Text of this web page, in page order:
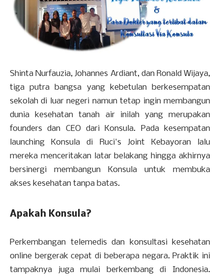
Shinta Nurfauzia, Johannes Ardiant, dan Ronald Wijaya,
tiga putra bangsa yang kebetulan berkesempatan
sekolah di luar negeri namun tetap ingin membangun
dunia kesehatan tanah air inilah yang merupakan
founders dan CEO dari Konsula. Pada kesempatan
launching Konsula di Ruci's Joint Kebayoran lalu
mereka menceritakan latar belakang hingga akhirnya
bersinergi membangun Konsula untuk membuka
akses kesehatan tanpa batas.
Apakah Konsula?
Perkembangan telemedis dan konsultasi kesehatan
online bergerak cepat di beberapa negara. Praktik ini
tampaknya juga mulai berkembang di Indonesia.